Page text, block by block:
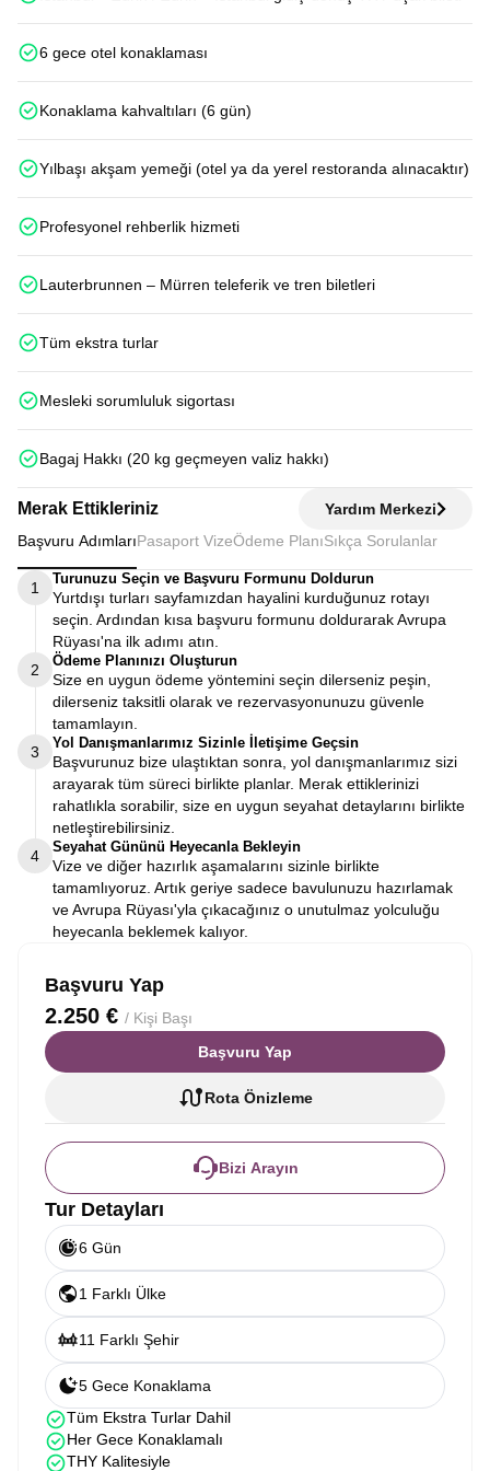
6 gece otel konaklaması
Konaklama kahvaltıları (6 gün)
Yılbaşı akşam yemeği (otel ya da yerel restoranda alınacaktır)
Profesyonel rehberlik hizmeti
Lauterbrunnen – Mürren teleferik ve tren biletleri
Tüm ekstra turlar
Mesleki sorumluluk sigortası
Bagaj Hakkı (20 kg geçmeyen valiz hakkı)
Merak Ettikleriniz
Yardım Merkezi
Başvuru AdımlarıPasaport VizeÖdeme Planı Sıkça Sorulanlar
1
Turunuzu Seçin ve Başvuru Formunu Doldurun
Yurtdışı turları sayfamızdan hayalini kurduğunuz rotayı
seçin. Ardından kısa başvuru formunu doldurarak Avrupa
Rüyası'na ilk adımı atın.
2
Ödeme Planınızı Oluşturun
Size en uygun ödeme yöntemini seçin dilerseniz peşin,
dilerseniz taksitli olarak ve rezervasyonunuzu güvenle
tamamlayın.
3
Yol Danışmanlarımız Sizinle İletişime Geçsin
Başvurunuz bize ulaştıktan sonra, yol danışmanlarımız sizi
arayarak tüm süreci birlikte planlar. Merak ettiklerinizi
rahatlıkla sorabilir, size en uygun seyahat detaylarını birlikte
netleştirebilirsiniz.
4
Seyahat Gününü Heyecanla Bekleyin
Vize ve diğer hazırlık aşamalarını sizinle birlikte
tamamlıyoruz. Artık geriye sadece bavulunuzu hazırlamak
ve Avrupa Rüyası'yla çıkacağınız o unutulmaz yolculuğu
heyecanla beklemek kalıyor.
Başvuru Yap
2.250 € / Kişi Başı
Başvuru Yap
Rota Önizleme
Bizi Arayın
Tur Detayları
6 Gün
1 Farklı Ülke
11 Farklı Şehir
5 Gece Konaklama
Tüm Ekstra Turlar Dahil
Her Gece Konaklamalı
THY Kalitesiyle